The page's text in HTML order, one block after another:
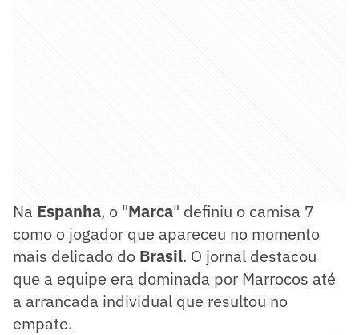
Na Espanha, o "Marca" definiu o camisa 7
como o jogador que apareceu no momento
mais delicado do Brasil. O jornal destacou
que a equipe era dominada por Marrocos até
a arrancada individual que resultou no
empate.